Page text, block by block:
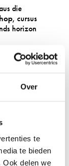
Over
te
te bieden
Ook delen we
die
, cursus
horizon
scherp en
Of het nu
workshop
in
van koken